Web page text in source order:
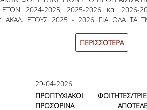
ΑΣΚΗΣΗΣ ΚΑΛΟΚΑΙΡΙΝΗΣ
ΕΤΟΥΣ 2025 - 2026
2024-2025, 2025-2026 και 2026-
ΑΚΑΔ. ΕΤΟΥΣ 2025 - 2026 ΓΙΑ ΟΛΑ ΤΑ
ΟΡΓΑΝΩΣΗΣ & ΔΙΟΙΚΗΣΗΣ
ΛΟΓΙΣΤΙΚΗΣ &
ετών 2024-2025, 2025-2026 και 2026-
προγράμματος «
ΠΕΡΙΣΣΟΤΕΡΑ
29-04-2026
ΠΡΟΠΤΥΧΙΑΚΟΙ ΦΟΙΤΗΤΕΣ/
ΠΡΟΣΩΡΙΝΑ